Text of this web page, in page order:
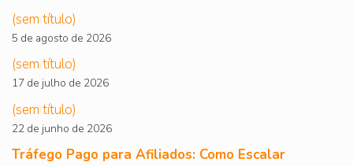
(sem título)
5 de agosto de 2026
(sem título)
17 de julho de 2026
(sem título)
22 de junho de 2026
Tráfego Pago para Afiliados: Como Escalar